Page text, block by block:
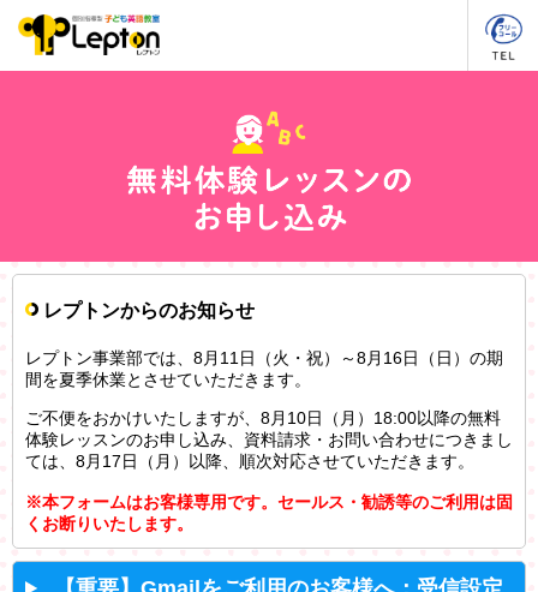
レプトンからのお知らせ
レプトン事業部では、8月11日（火・祝）～8月16日（日）の期
間を夏季休業とさせていただきます。
ご不便をおかけいたしますが、8月10日（月）18:00以降の無料
体験レッスンのお申し込み、資料請求・お問い合わせにつきまし
ては、8月17日（月）以降、順次対応させていただきます。
※本フォームはお客様専用です。セールス・勧誘等のご利用は固
くお断りいたします。